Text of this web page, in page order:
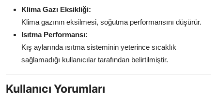
Klima Gazı Eksikliği:
Klima gazının eksilmesi, soğutma performansını düşürür.
Isıtma Performansı:
Kış aylarında ısıtma sisteminin yeterince sıcaklık
sağlamadığı kullanıcılar tarafından belirtilmiştir.
Kullanıcı Yorumları